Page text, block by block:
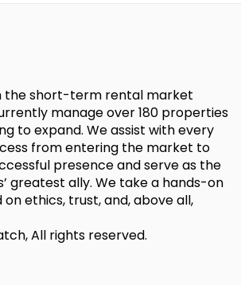
the short-term rental market
manage over 180 properties
to expand. We assist with every
from entering the market to
presence and serve as the
greatest ally. We take a hands-on
ethics, trust, and, above all,
All rights reserved.